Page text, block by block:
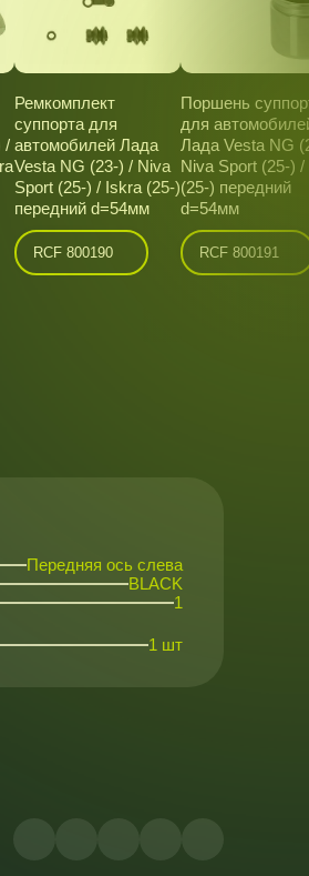
/
Ремкомплект
суппорта для
автомобилей Лада
Vesta NG (23-) / Niva
Sport (25-) / Iskra (25-)
передний d=54мм
RCF 800190
Поршень
для
Лада Vesta NG
Niva Sport (25-)
(25-) передний
d=54мм
RCF 800191
Передняя ось слева
BLACK
1
1 шт